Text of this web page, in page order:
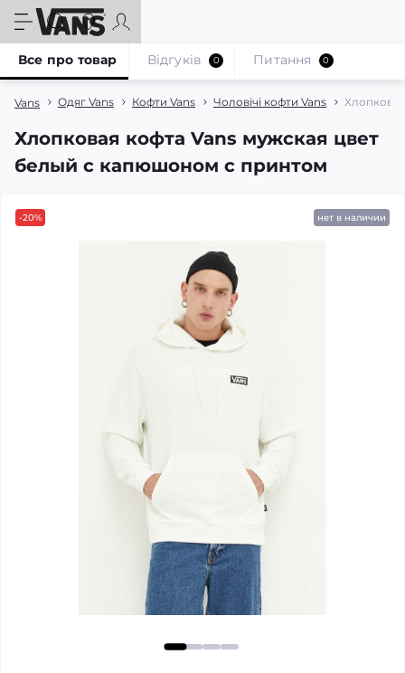
Vans Одяг Vans Кофти Vans Чоловічі кофти Vans
Хлопковая кофта Vans мужская цвет
белый с капюшоном с принтом
Все про товар Відгуків 0 Питання 0
-20% нет в наличии